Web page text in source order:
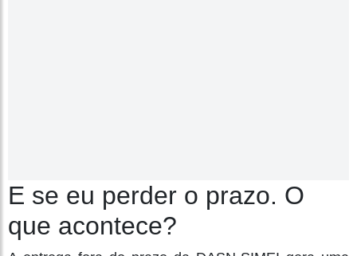
E se eu perder o prazo. O
que acontece?